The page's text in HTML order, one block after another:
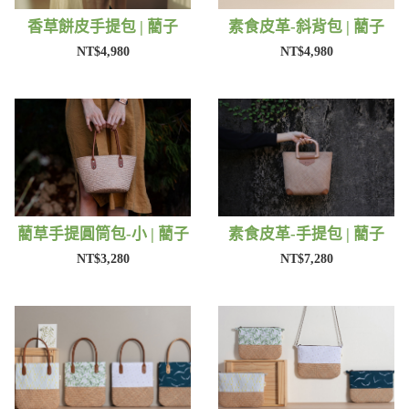
香草餅皮手提包 | 藺子
NT$4,980
素食皮革-斜背包 | 藺子
NT$4,980
藺草手提圓筒包-小 | 藺子
NT$3,280
素食皮革-手提包 | 藺子
NT$7,280